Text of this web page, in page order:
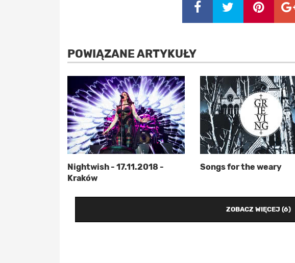
POWIĄZANE ARTYKUŁY
Nightwish - 17.11.2018 -
Kraków
Songs for the weary
ZOBACZ WIĘCEJ (6)